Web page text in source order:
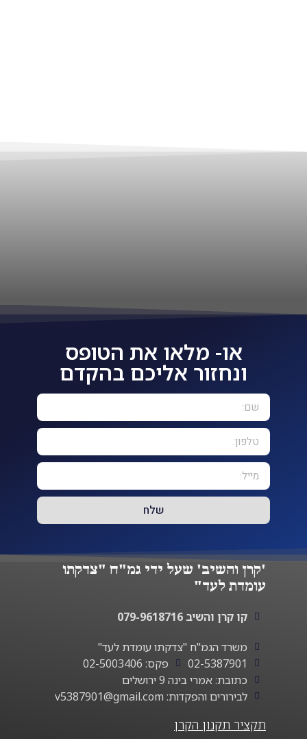
או- מלאו את הטופס
ונחזור אליכם בהקדם
שלח
'קרן והשיב' שעל ידי גמ"ח "צדקתו
עומדת לעד"
קו קרן והשיב 079-9618716
משרד הגמ"ח "צדקתו עומדת לעד"
02-5387901
פקס: 02-5003406
כתובת: אמרי בינה 9 ירושלים
לבירורים והפקדות: v5387901@gmail.com‬
תקציר תקנון הקרן